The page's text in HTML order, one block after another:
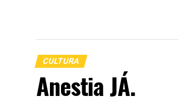
CULTURA
Anestia JÁ.